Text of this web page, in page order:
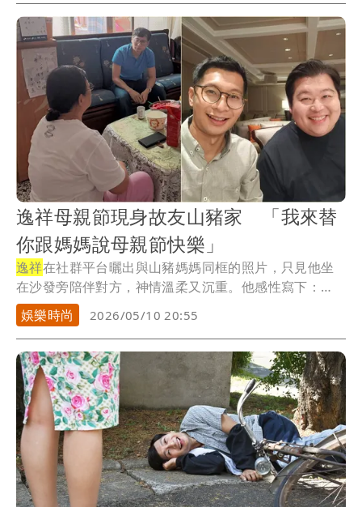
逸祥母親節現身故友山豬家 「我來替
你跟媽媽說母親節快樂」
逸祥在社群平台曬出與山豬媽媽同框的照片，只見他坐
在沙發旁陪伴對方，神情溫柔又沉重。他感性寫下：
「山豬...
娛樂時尚 2026/05/10 20:55